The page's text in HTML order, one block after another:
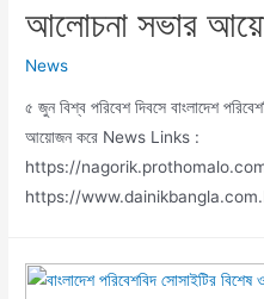
আলোচনা সভার
News
৫ জুন বিশ্ব পরিবেশ দিবসে বাংলাদেশ
আয়োজন করে News Links :
https://
https://